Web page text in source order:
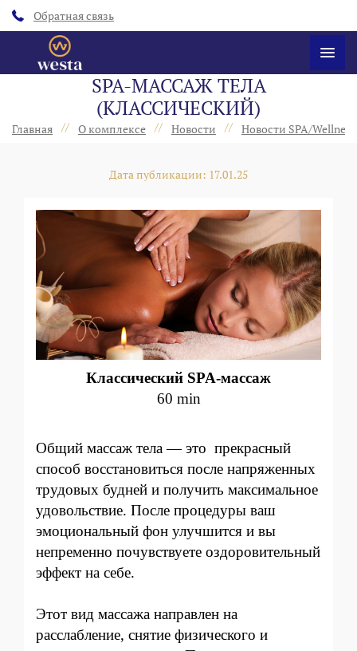
Обратная связь
SPA-МАССАЖ ТЕЛА
(КЛАССИЧЕСКИЙ)
Главная // О комплексе // Новости // Новости SPA/
Дата публикации: 17.01.25
Классический SPA-массаж
60 min
Общий массаж тела — это прекрасный
способ восстановиться после напряженных
трудовых будней и получить максимальное
удовольствие. После процедуры ваш
эмоциональный фон улучшится и вы
непременно почувствуете оздоровительный
эффект на себе.
Этот вид массажа направлен на
расслабление, снятие физического и